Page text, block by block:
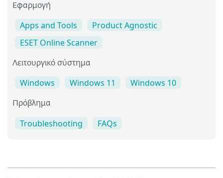
Εφαρμογή
Apps and Tools
Product Agnostic
ESET Online Scanner
Λειτουργικό σύστημα
Windows Windows 11 Windows 10
Πρόβλημα
Troubleshooting FAQs